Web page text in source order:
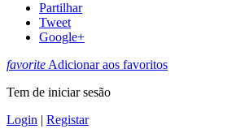
Partilhar
Tweet
Google+
favoriteAdicionar aos favoritos
Tem de iniciar sesão
Login | Registar